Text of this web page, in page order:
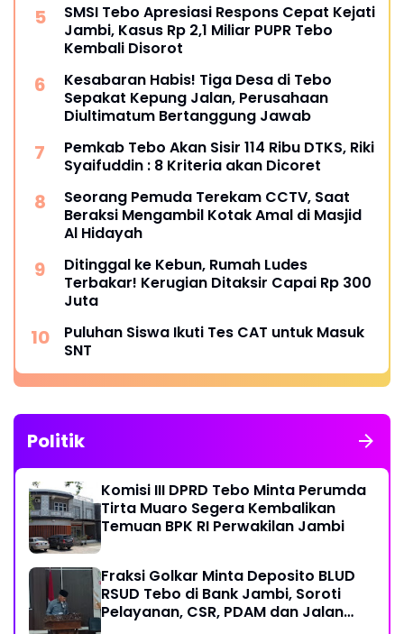
SMSI Tebo Apresiasi Respons Cepat Kejati
Jambi, Kasus Rp 2,1 Miliar PUPR Tebo
Kembali Disorot
Kesabaran Habis! Tiga Desa di Tebo
Sepakat Kepung Jalan, Perusahaan
Diultimatum Bertanggung Jawab
Pemkab Tebo Akan Sisir 114 Ribu DTKS, Riki
Syaifuddin : 8 Kriteria akan Dicoret
Seorang Pemuda Terekam CCTV, Saat
Beraksi Mengambil Kotak Amal di Masjid
Al Hidayah
Ditinggal ke Kebun, Rumah Ludes
Terbakar! Kerugian Ditaksir Capai Rp 300
Juta
Puluhan Siswa Ikuti Tes CAT untuk Masuk
SNT
Politik
Komisi III DPRD Tebo Minta Perumda
Tirta Muaro Segera Kembalikan
Temuan BPK RI Perwakilan Jambi
Fraksi Golkar Minta Deposito BLUD
RSUD Tebo di Bank Jambi, Soroti
Pelayanan, CSR, PDAM dan Jalan